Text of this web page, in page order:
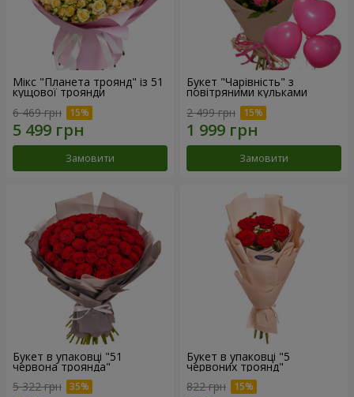
Мікс "Планета троянд" із 51
кущової троянди
6 469 грн
Замовити
Букет "Чарівність" з
повітряними кульками
2 499 грн
Замовити
Букет в упаковці "51
червона троянда"
5 322 грн
Букет в упаковці "5
червоних троянд"
822 грн